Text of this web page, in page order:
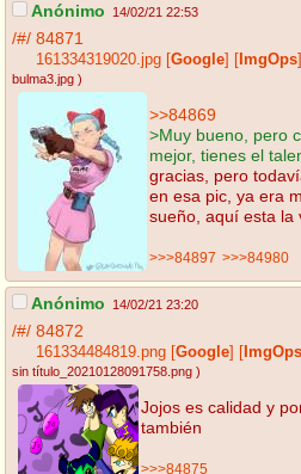
Anónimo 14/02/21 22:53
/#/ 84871
161334319020.jpg Google ImgOps
bulma3.jpg )
>>84869
>Muy bueno, pero
mejor, tienes el
gracias, pero
en esa pic, ya era
sueño, aquí esta la
>>>84897 >>>84980
Anónimo 14/02/21 23:20
/#/ 84872
161334484819.png Google ImgOps
sin título_20210128091758.png )
Jojos es calidad y
también
>>>84875